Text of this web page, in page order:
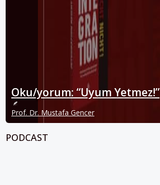
Oku/yorum: “Uyum Yetmez!”
Prof. Dr. Mustafa Gencer
PODCAST